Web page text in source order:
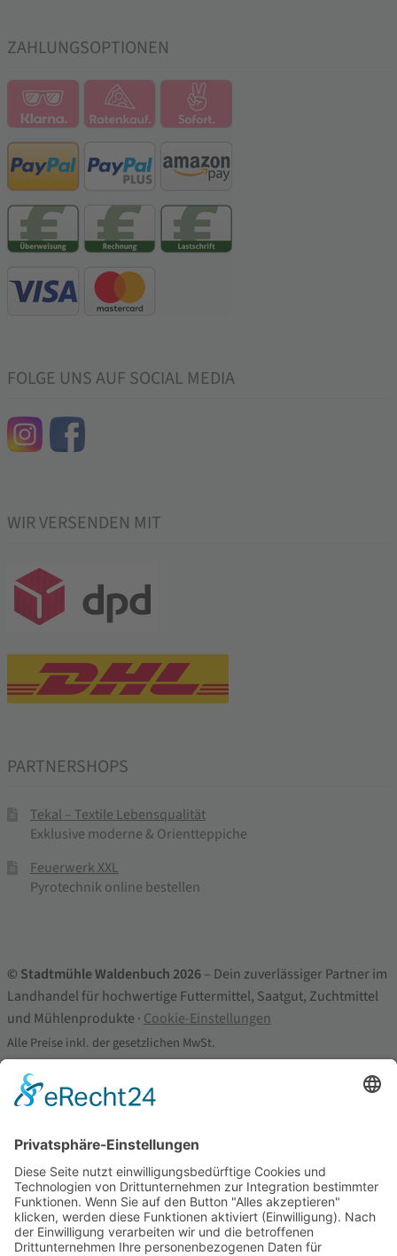
ZAHLUNGSOPTIONEN
FOLGE UNS AUF SOCIAL MEDIA
WIR VERSENDEN MIT
PARTNERSHOPS
Tekal – Textile Lebensqualität
Exklusive moderne & Orientteppiche
Feuerwerk XXL
Pyrotechnik online bestellen
© Stadtmühle Waldenbuch 2026– Dein zuverlässiger Partner im
Landhandel für hochwertige Futtermittel, Saatgut, Zuchtmittel
und Mühlenprodukte · Cookie-Einstellungen
Alle Preise inkl. der gesetzlichen MwSt.
Die durchgestrichenen Preise entsprechen dem bisherigen Preis in
diesem Online-Shop.